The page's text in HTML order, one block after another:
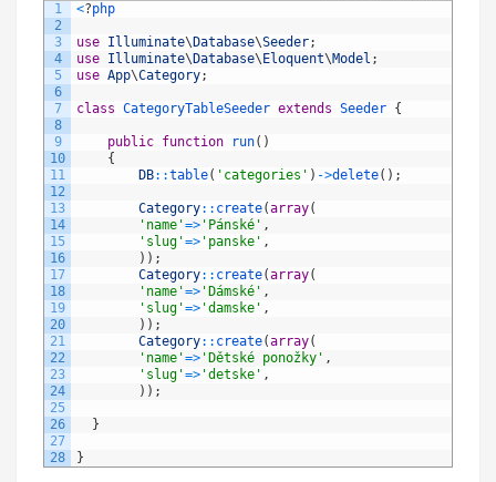
1
2
3
4
5
6
7
8
9
10
11
12
13
14
15
16
17
18
19
20
21
22
23
24
25
26
27
28
<?php
use Illuminate\ Database\Seeder;
use Illuminate\ Database\ Eloquent\Model ;
use App\Category;
class CategoryTableSeeder extends Seeder {
public function run( )
{
DB::table( 'categories' ) ->delete( ) ;
Category:: create(array(
'name'=> 'Pánské' ,
'slug'=> 'panske' ,
) ) ;
Category:: create(array(
'name'=> 'Dámské' ,
'slug'=> 'damske' ,
) ) ;
Category:: create(array(
'name'=> 'Dětské ponožky' ,
'slug'=> 'detske' ,
) ) ;
}
}